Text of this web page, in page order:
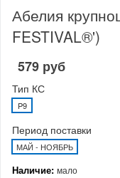
Абелия
FESTIVAL®')
579 руб
Тип КС
P9
Период поставки
МАЙ - НОЯБРЬ
Наличие: мало